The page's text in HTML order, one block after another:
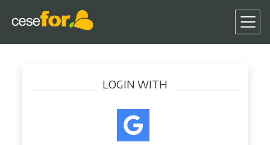
contenido
LOGIN WITH